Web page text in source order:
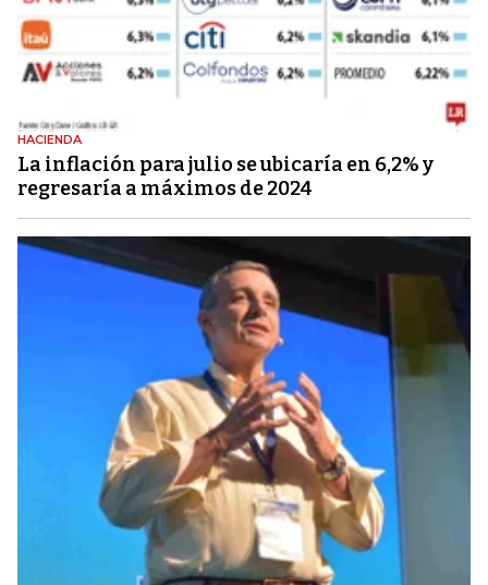
HACIENDA
La inflación para julio se ubicaría en 6,2% y
regresaría a máximos de 2024